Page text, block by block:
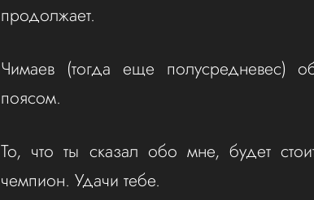
продолжает.
Чимаев (тогда еще полусредневес)
поясом.
То, что ты сказал обо мне, будет
чемпион. Удачи тебе.